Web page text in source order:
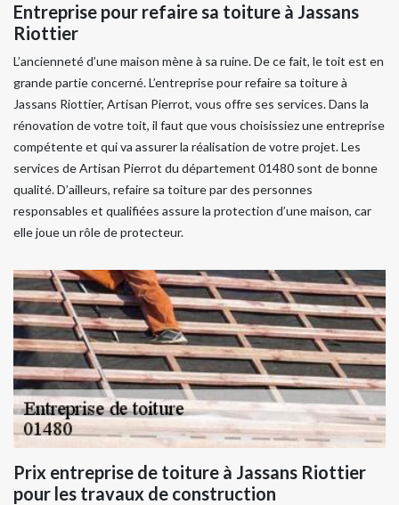
Entreprise pour refaire sa toiture à Jassans
Riottier
L’ancienneté d’une maison mène à sa ruine. De ce fait, le toit est en
grande partie concerné. L’entreprise pour refaire sa toiture à
Jassans Riottier, Artisan Pierrot, vous offre ses services. Dans la
rénovation de votre toit, il faut que vous choisissiez une entreprise
compétente et qui va assurer la réalisation de votre projet. Les
services de Artisan Pierrot du département 01480 sont de bonne
qualité. D’ailleurs, refaire sa toiture par des personnes
responsables et qualifiées assure la protection d’une maison, car
elle joue un rôle de protecteur.
Prix entreprise de toiture à Jassans Riottier
pour les travaux de construction